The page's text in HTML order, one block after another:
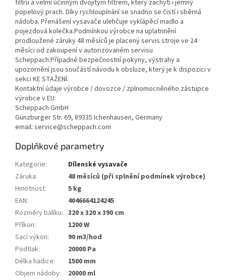
filtru a velmi účinným dvojitým filtrem, který zachytí i jemný
popelový prach. Díky rychloupínání se snadno se čistí i sběrná
nádoba. Přenášení vysavače ulehčuje vyklápěcí madlo a
pojezdová kolečka.Podmínkou výrobce na uplatnnění
prodloužené záruky 48 měsíců je placený servis stroje ve 24
měsíci od zakoupení v autorizovaném servisu
Scheppach.Případné bezpečnostní pokyny, výstrahy a
upozornění jsou součástí návodu k obsluze, který je k dispozici v
sekci KE STAŽENÍ.
Kontaktní údaje výrobce / dovozce / zplnomocněného zástupce
výrobce v EU:
Scheppach GmbH
Günzburger Str. 69, 89335 Ichenhausen, Germany
email: service@scheppach.com
Doplňkové parametry
Kategorie:
Dílenské vysavače
Záruka:
48 měsíců (při splnění podmínek výrobce)
Hmotnost:
5 kg
EAN:
4046664124245
Rozměry balíku: 320 x 320 x 390 cm
Příkon:
1200 W
Sací výkon:
90 m3/hod
Podtlak:
20000 Pa
Délka hadice:
1500 mm
Objem nádoby:
20000 ml